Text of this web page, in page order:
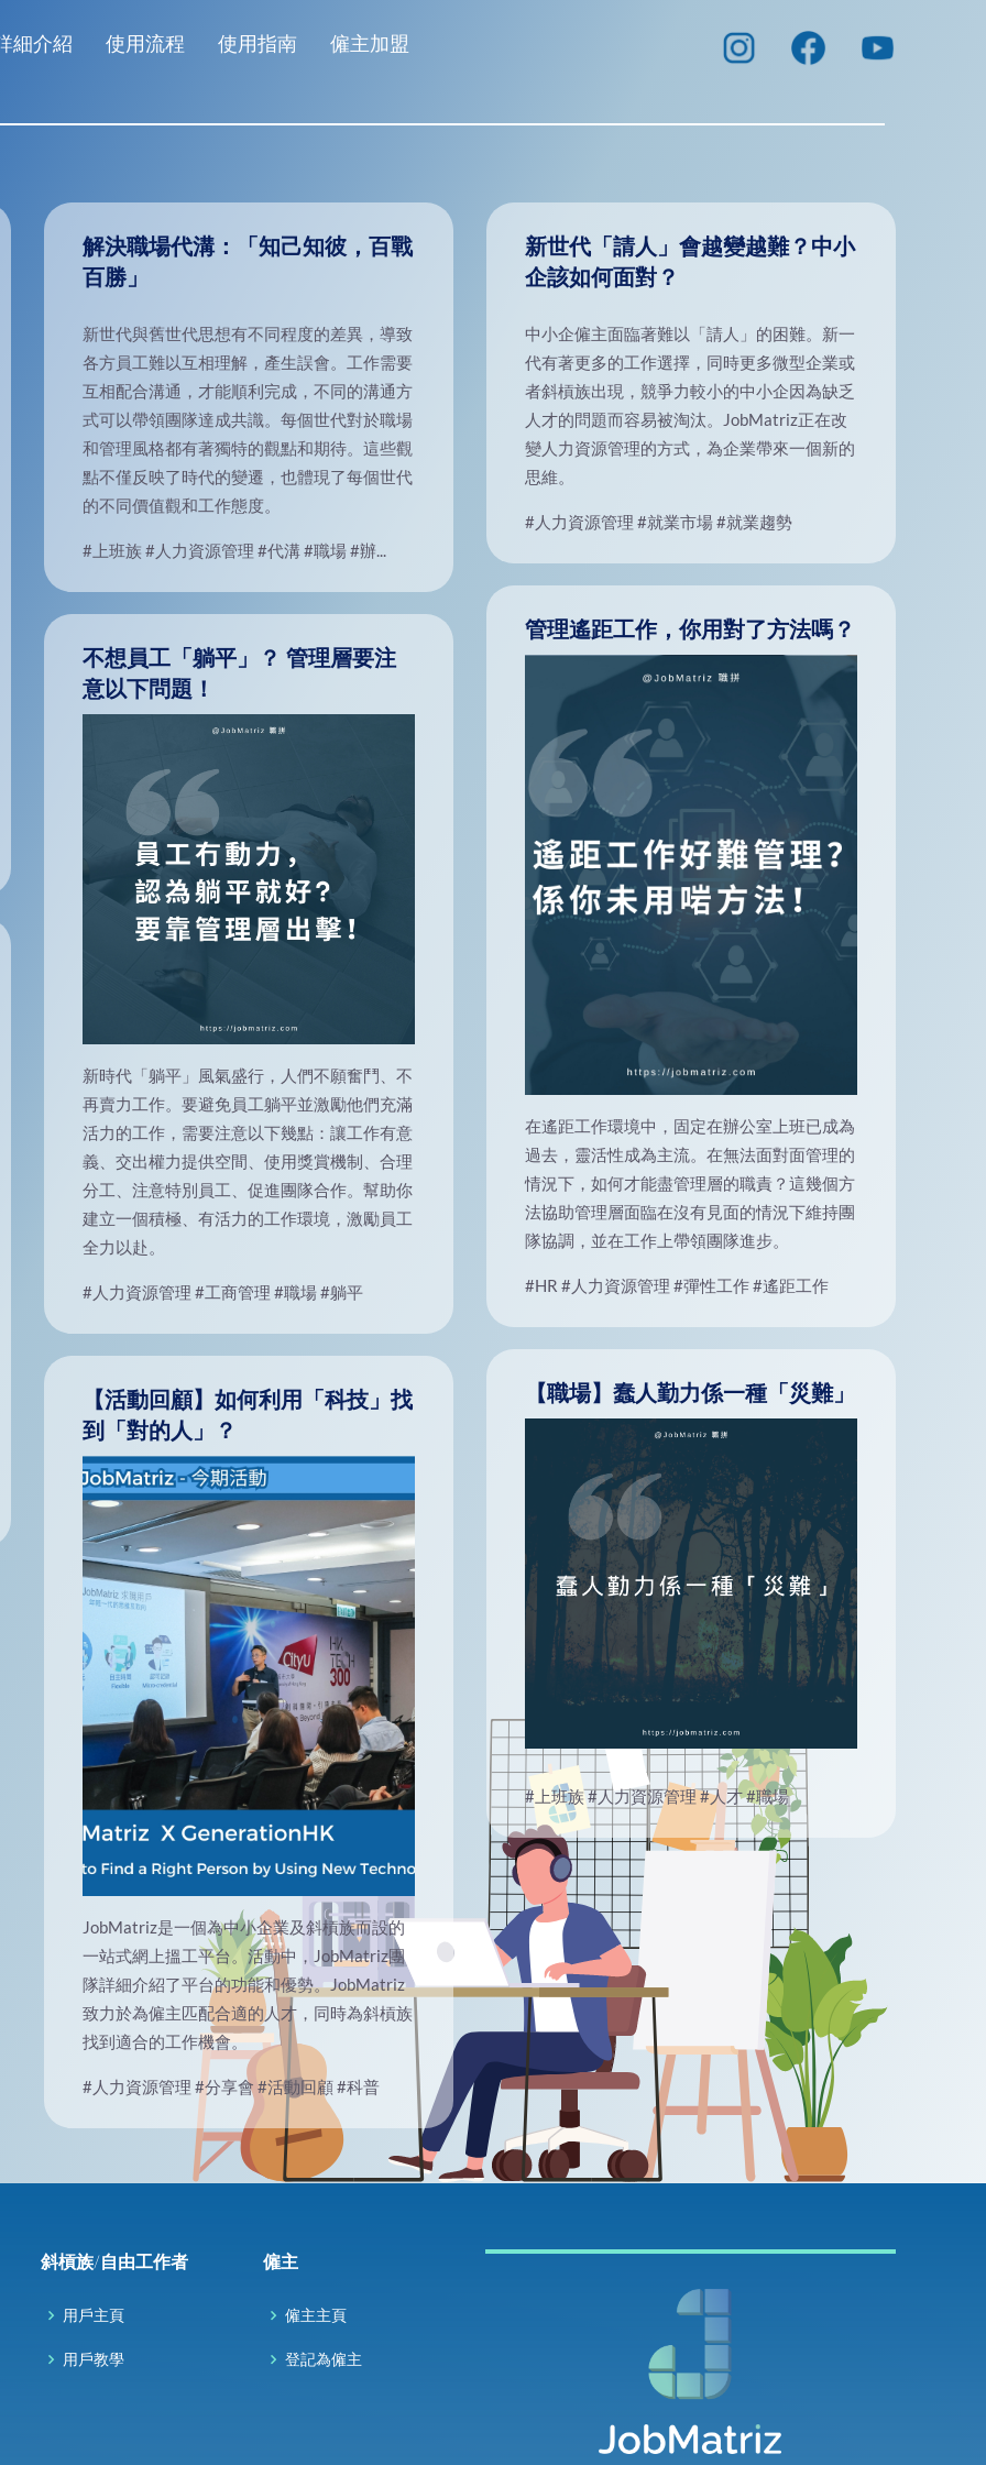
細介紹 使用流程 使用指南 僱主加盟
解決職場代溝：「知己知彼，百戰
百勝」
新世代與舊世代思想有不同程度的差異，導致
各方員工難以互相理解，產生誤會。工作需要
互相配合溝通，才能順利完成，不同的溝通方
式可以帶領團隊達成共識。每個世代對於職場
和管理風格都有著獨特的觀點和期待。這些觀
點不僅反映了時代的變遷，也體現了每個世代
的不同價值觀和工作態度。
#上班族 #人力資源管理 #代溝#職場#辦...
新世代「請人」會越變越難？中小
企該如何面對？
中小企僱主面臨著難以「請人」的困難。新一
代有著更多的工作選擇，同時更多微型企業或
者斜槓族出現，競爭力較小的中小企因為缺乏
人才的問題而容易被淘汰。JobMatriz正在改
變人力資源管理的方式，為企業帶來一個新的
思維。
#人力資源管理 #就業市場#就業趨勢
管理遙距工作，你用對了方法嗎？
在遙距工作環境中，固定在辦公室上班已成為
過去，靈活性成為主流。在無法面對面管理的
情況下，如何才能盡管理層的職責？這幾個方
法協助管理層面臨在沒有見面的情況下維持團
隊協調，並在工作上帶領團隊進步。
#HR #人力資源管理 #彈性工作#遙距工作
不想員工「躺平」？ 管理層要注
意以下問題！
新時代「躺平」風氣盛行，人們不願奮鬥、不
再賣力工作。要避免員工躺平並激勵他們充滿
活力的工作，需要注意以下幾點：讓工作有意
義、交出權力提供空間、使用獎賞機制、合理
分工、注意特別員工、促進團隊合作。幫助你
建立一個積極、有活力的工作環境，激勵員工
全力以赴。
#人力資源管理 #工商管理 #職場#躺平
【職場】蠢人勤力係一種「災難」
#上班族#人力資源管理#人才#職場
【活動回顧】如何利用「科技」找
到「對的人」？
JobMatriz是一個為中小企業及斜槓族而設的
一站式網上搵工平台。活動中，JobMatriz團
隊詳細介紹了平台的功能和優勢。JobMatriz
致力於為僱主匹配合適的人才，同時為斜槓族
找到適合的工作機會。
#人力資源管理 #分享會 #活動回顧#科普
斜槓族/自由工作者
用戶主頁
用戶教學
僱主
僱主主頁
登記為僱主